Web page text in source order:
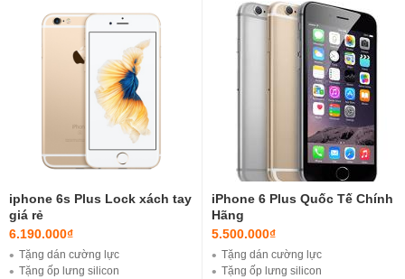
Miễn phí ship nội thành ( Hà Nội )
Tặng sim ghép chính hãng ( Fix lỗi như quốc tế )
iphone 6s Plus Lock xách tay
giá rẻ
6.190.000₫
Tặng dán cường lực
Tặng ốp lưng silicon
iPhone 6 Plus Quốc Tế Chính
Hãng
5.500.000₫
Tặng dán cường lực
Tặng ốp lưng silicon